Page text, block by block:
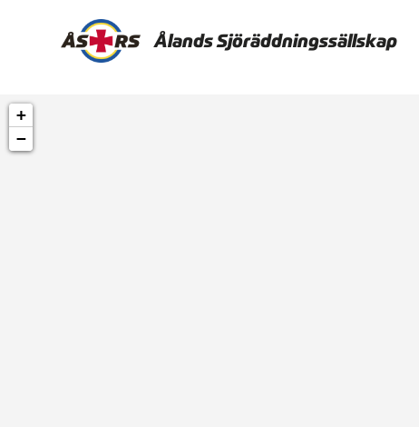
Ålands Sjöräddningssällskap
+
−